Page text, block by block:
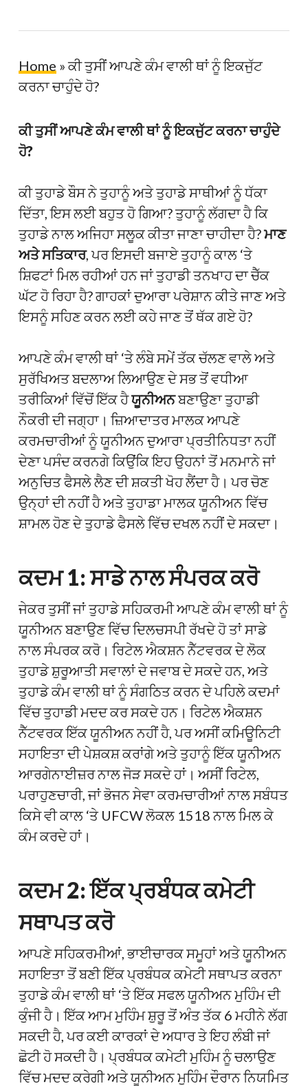
Home »ਕੀ ਤੁਸੀਂ ਆਪਣੇ ਕੰਮ ਵਾਲੀ ਥਾਂ ਨੂੰ ਇਕਜੁੱਟ
ਕਰਨਾ ਚਾਹੁੰਦੇ ਹੋ?
ਕੀ ਤੁਸੀਂ ਆਪਣੇ ਕੰਮ ਵਾਲੀ ਥਾਂ ਨੂੰ ਇਕਜੁੱਟ ਕਰਨਾ ਚਾਹੁੰਦੇ
ਹੋ?
ਕੀ ਤੁਹਾਡੇ ਬੌਸ ਨੇ ਤੁਹਾਨੂੰ ਅਤੇ ਤੁਹਾਡੇ ਸਾਥੀਆਂ ਨੂੰ ਧੱਕਾ
ਦਿੱਤਾ, ਇਸ ਲਈ ਬਹੁਤ ਹੋ ਗਿਆ? ਤੁਹਾਨੂੰ ਲੱਗਦਾ ਹੈ ਕਿ
ਤੁਹਾਡੇ ਨਾਲ ਅਜਿਹਾ ਸਲੂਕ ਕੀਤਾ ਜਾਣਾ ਚਾਹੀਦਾ ਹੈ?ਮਾਣ
ਅਤੇ ਸਤਿਕਾਰ, ਪਰ ਇਸਦੀ ਬਜਾਏ ਤੁਹਾਨੂੰ ਕਾਲ ‘ਤੇ
ਸ਼ਿਫਟਾਂ ਮਿਲ ਰਹੀਆਂ ਹਨ ਜਾਂ ਤੁਹਾਡੀ ਤਨਖਾਹ ਦਾ ਚੈੱਕ
ਘੱਟ ਹੋ ਰਿਹਾ ਹੈ? ਗਾਹਕਾਂ ਦੁਆਰਾ ਪਰੇਸ਼ਾਨ ਕੀਤੇ ਜਾਣ ਅਤੇ
ਇਸਨੂੰ ਸਹਿਣ ਕਰਨ ਲਈ ਕਹੇ ਜਾਣ ਤੋਂ ਥੱਕ ਗਏ ਹੋ?
ਆਪਣੇ ਕੰਮ ਵਾਲੀ ਥਾਂ ‘ਤੇ ਲੰਬੇ ਸਮੇਂ ਤੱਕ ਚੱਲਣ ਵਾਲੇ ਅਤੇ
ਸੁਰੱਖਿਅਤ ਬਦਲਾਅ ਲਿਆਉਣ ਦੇ ਸਭ ਤੋਂ ਵਧੀਆ
ਤਰੀਕਿਆਂ ਵਿੱਚੋਂ ਇੱਕ ਹੈਯੂਨੀਅਨਬਣਾਉਣਾਤੁਹਾਡੀ
ਨੌਕਰੀ ਦੀ ਜਗ੍ਹਾ। ਜ਼ਿਆਦਾਤਰ ਮਾਲਕ ਆਪਣੇ
ਕਰਮਚਾਰੀਆਂ ਨੂੰ ਯੂਨੀਅਨ ਦੁਆਰਾ ਪ੍ਰਤੀਨਿਧਤਾ ਨਹੀਂ
ਦੇਣਾ ਪਸੰਦ ਕਰਨਗੇ ਕਿਉਂਕਿ ਇਹ ਉਹਨਾਂ ਤੋਂ ਮਨਮਾਨੇ ਜਾਂ
ਅਨੁਚਿਤ ਫੈਸਲੇ ਲੈਣ ਦੀ ਸ਼ਕਤੀ ਖੋਹ ਲੈਂਦਾ ਹੈ। ਪਰ ਚੋਣ
ਉਨ੍ਹਾਂ ਦੀ ਨਹੀਂ ਹੈ ਅਤੇ ਤੁਹਾਡਾ ਮਾਲਕ ਯੂਨੀਅਨ ਵਿੱਚ
ਸ਼ਾਮਲ ਹੋਣ ਦੇ ਤੁਹਾਡੇ ਫੈਸਲੇ ਵਿੱਚ ਦਖਲ ਨਹੀਂ ਦੇ ਸਕਦਾ।
ਕਦਮ 1: ਸਾਡੇ ਨਾਲ ਸੰਪਰਕ ਕਰੋ
ਜੇਕਰ ਤੁਸੀਂ ਜਾਂ ਤੁਹਾਡੇ ਸਹਿਕਰਮੀ ਆਪਣੇ ਕੰਮ ਵਾਲੀ ਥਾਂ ਨੂੰ
ਯੂਨੀਅਨ ਬਣਾਉਣ ਵਿੱਚ ਦਿਲਚਸਪੀ ਰੱਖਦੇ ਹੋ ਤਾਂ ਸਾਡੇ
ਨਾਲ ਸੰਪਰਕ ਕਰੋ। ਰਿਟੇਲ ਐਕਸ਼ਨ ਨੈੱਟਵਰਕ ਦੇ ਲੋਕ
ਤੁਹਾਡੇ ਸ਼ੁਰੂਆਤੀ ਸਵਾਲਾਂ ਦੇ ਜਵਾਬ ਦੇ ਸਕਦੇ ਹਨ, ਅਤੇ
ਤੁਹਾਡੇ ਕੰਮ ਵਾਲੀ ਥਾਂ ਨੂੰ ਸੰਗਠਿਤ ਕਰਨ ਦੇ ਪਹਿਲੇ ਕਦਮਾਂ
ਵਿੱਚ ਤੁਹਾਡੀ ਮਦਦ ਕਰ ਸਕਦੇ ਹਨ। ਰਿਟੇਲ ਐਕਸ਼ਨ
ਨੈੱਟਵਰਕ ਇੱਕ ਯੂਨੀਅਨ ਨਹੀਂ ਹੈ, ਪਰ ਅਸੀਂ ਕਮਿਊਨਿਟੀ
ਸਹਾਇਤਾ ਦੀ ਪੇਸ਼ਕਸ਼ ਕਰਾਂਗੇ ਅਤੇ ਤੁਹਾਨੂੰ ਇੱਕ ਯੂਨੀਅਨ
ਆਰਗੇਨਾਈਜ਼ਰ ਨਾਲ ਜੋੜ ਸਕਦੇ ਹਾਂ। ਅਸੀਂ ਰਿਟੇਲ,
ਪਰਾਹੁਣਚਾਰੀ, ਜਾਂ ਭੋਜਨ ਸੇਵਾ ਕਰਮਚਾਰੀਆਂ ਨਾਲ ਸਬੰਧਤ
ਕਿਸੇ ਵੀ ਕਾਲ ‘ਤੇ UFCW ਲੋਕਲ 1518 ਨਾਲ ਮਿਲ ਕੇ
ਕੰਮ ਕਰਦੇ ਹਾਂ।
ਕਦਮ 2: ਇੱਕ ਪ੍ਰਬੰਧਕ ਕਮੇਟੀ
ਸਥਾਪਤ ਕਰੋ
ਆਪਣੇ ਸਹਿਕਰਮੀਆਂ, ਭਾਈਚਾਰਕ ਸਮੂਹਾਂ ਅਤੇ ਯੂਨੀਅਨ
ਸਹਾਇਤਾ ਤੋਂ ਬਣੀ ਇੱਕ ਪ੍ਰਬੰਧਕ ਕਮੇਟੀ ਸਥਾਪਤ ਕਰਨਾ
ਤੁਹਾਡੇ ਕੰਮ ਵਾਲੀ ਥਾਂ ‘ਤੇ ਇੱਕ ਸਫਲ ਯੂਨੀਅਨ ਮੁਹਿੰਮ ਦੀ
ਕੁੰਜੀ ਹੈ। ਇੱਕ ਆਮ ਮੁਹਿੰਮ ਸ਼ੁਰੂ ਤੋਂ ਅੰਤ ਤੱਕ 6 ਮਹੀਨੇ ਲੱਗ
ਸਕਦੀ ਹੈ, ਪਰ ਕਈ ਕਾਰਕਾਂ ਦੇ ਅਧਾਰ ਤੇ ਇਹ ਲੰਬੀ ਜਾਂ
ਛੋਟੀ ਹੋ ​​ਸਕਦੀ ਹੈ। ਪ੍ਰਬੰਧਕ ਕਮੇਟੀ ਮੁਹਿੰਮ ਨੂੰ ਚਲਾਉਣ
ਵਿੱਚ ਮਦਦ ਕਰੇਗੀ ਅਤੇ ਯੂਨੀਅਨ ਮੁਹਿੰਮ ਦੌਰਾਨ ਨਿਯਮਿਤ